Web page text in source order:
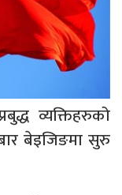
व्यक्तिहरुको
बेइजिङमा सुरु